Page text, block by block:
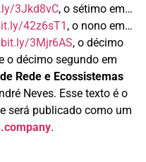
3Jkd8vC, o sétimo em…
42z6sT1 , o nono em…
bit.ly/3Mjr6AS, o décimo
o décimo segundo em
Rede e Ecossistemas
Neves. Esse texto é o
será publicado como um
.